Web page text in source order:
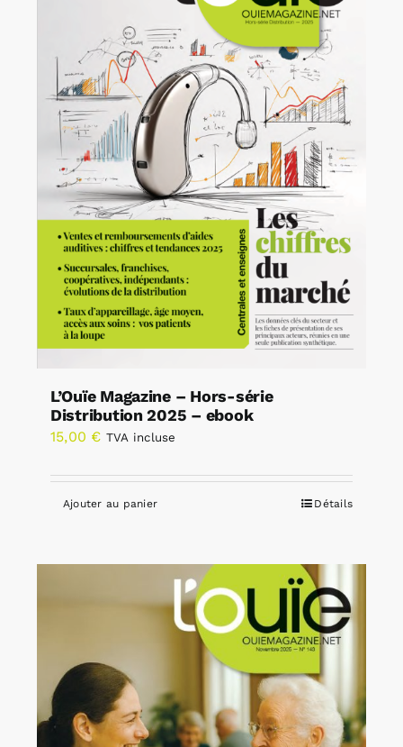
L’Ouïe Magazine – Hors-série
Distribution 2025 – ebook
15,00 € TVA incluse
Ajouter au panier Détails